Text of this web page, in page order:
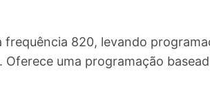
820, levando
uma programação